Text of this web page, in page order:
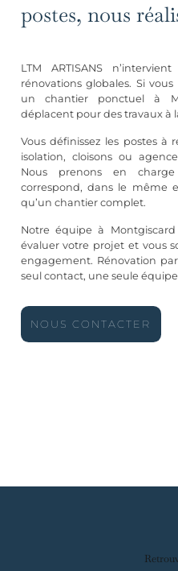
postes, nous
LTM ARTISANS
rénovations globales. Si
un chantier ponctuel à
déplacent pour des travaux à
Vous définissez les postes à
isolation, cloisons ou
Nous prenons en
correspond, dans le même
qu’un chantier complet.
Notre équipe à
évaluer votre projet et vous
engagement. Rénovation
seul contact, une seule
NOUS CONTACTER